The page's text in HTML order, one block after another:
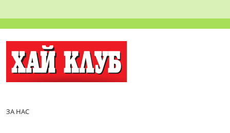
ЗА НАС